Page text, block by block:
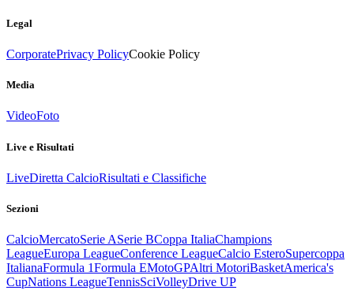
Legal
CorporatePrivacy PolicyCookie Policy
Media
VideoFoto
Live e Risultati
LiveDiretta CalcioRisultati e Classifiche
Sezioni
CalcioMercatoSerie ASerie BCoppa ItaliaChampions
LeagueEuropa LeagueConference LeagueCalcio EsteroSupercoppa
ItalianaFormula 1Formula EMotoGPAltri MotoriBasketAmerica's
CupNations LeagueTennisSciVolleyDrive UP